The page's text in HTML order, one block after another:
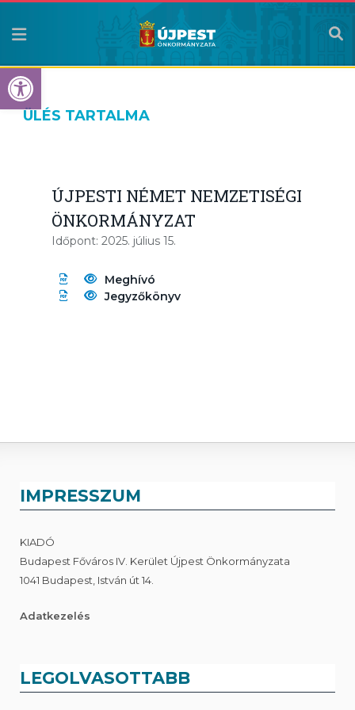
Eszköztár megnyitása
ÜLÉS TARTALMA
ÚJPESTI NÉMET NEMZETISÉGI
ÖNKORMÁNYZAT
Időpont: 2025. július 15.
Meghívó
Jegyzőkönyv
IMPRESSZUM
KIADÓ
Budapest Főváros IV. Kerület Újpest Önkormányzata
1041 Budapest, István út 14.
Adatkezelés
LEGOLVASOTTABB